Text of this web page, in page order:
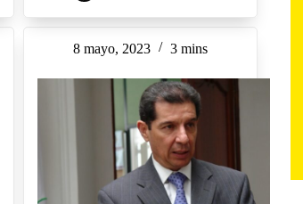
8 mayo, 2023 3 mins